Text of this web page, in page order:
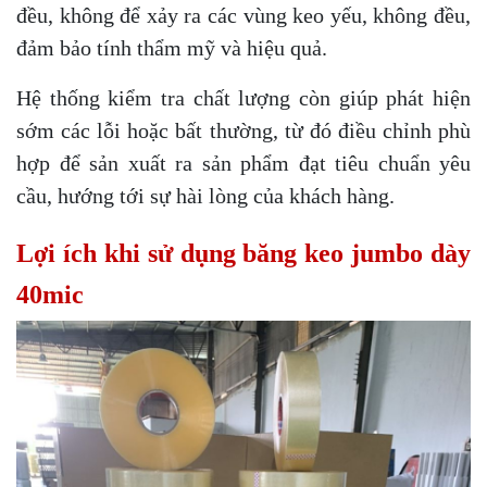
đều, không để xảy ra các vùng keo yếu, không đều,
đảm bảo tính thẩm mỹ và hiệu quả.
Hệ thống kiểm tra chất lượng còn giúp phát hiện
sớm các lỗi hoặc bất thường, từ đó điều chỉnh phù
hợp để sản xuất ra sản phẩm đạt tiêu chuẩn yêu
cầu, hướng tới sự hài lòng của khách hàng.
Lợi ích khi sử dụng băng keo jumbo dày
40mic